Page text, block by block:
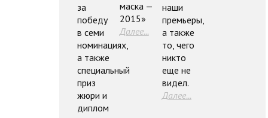
за
победу
в семи
номинациях,
а также
специальный
приз
жюри и
диплом
маска —
2015»
Далее...
наши
премьеры,
а также
то, чего
никто
еще не
видел.
Далее...